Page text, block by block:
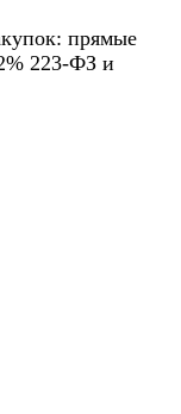
прямые
223-ФЗ и